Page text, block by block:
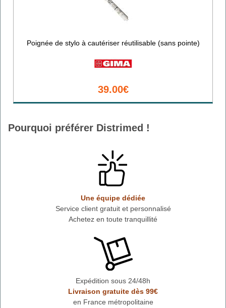
Poignée de stylo à cautériser réutilisable (sans pointe)
39.00€
Pourquoi préférer Distrimed !
Une équipe dédiée
Service client gratuit et personnalisé
Achetez en toute tranquillité
Expédition sous 24/48h
Livraison gratuite dès 99€
en France métropolitaine